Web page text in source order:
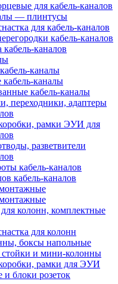
для кабель-каналов
— плинтусы
для кабель-каналов
кабель-каналов
каналов
каналы
каналы
кабель-каналы
переходники, адаптеры
рамки ЭУИ для
разветвители
кабель-каналов
кабель-каналов
колонн, комплектные
для колонн
боксы напольные
и мини-колонны
рамки для ЭУИ
блоки розеток